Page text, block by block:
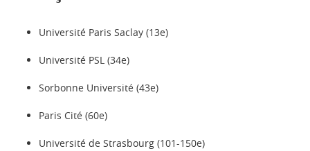
Université Paris Saclay (13e)
Université PSL (34e)
Sorbonne Université (43e)
Paris Cité (60e)
Université de Strasbourg (101-150e)